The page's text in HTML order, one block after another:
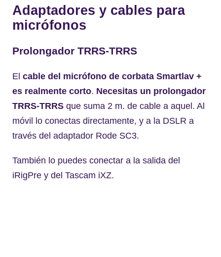
Adaptadores y cables para
micrófonos
Prolongador TRRS-TRRS
El cable del micrófono de corbata Smartlav +
es realmente corto. Necesitas un prolongador
TRRS-TRRS que suma 2 m. de cable a aquel. Al
móvil lo conectas directamente, y a la DSLR a
través del adaptador Rode SC3.
También lo puedes conectar a la salida del
iRigPre y del Tascam iXZ.